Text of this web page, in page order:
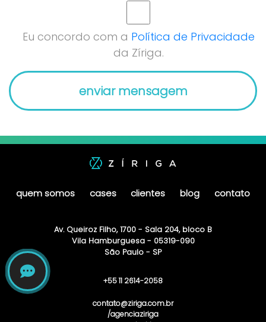
Eu concordo com a Política de Privacidade
da Zíriga.
quem somos cases clientes blog contato
Av. Queiroz Filho, 1700 - Sala 204, bloco B
Vila Hamburguesa - 05319-090
São Paulo - SP
+55 11 2614-2058
contato@ziriga.com.br
/agenciaziriga